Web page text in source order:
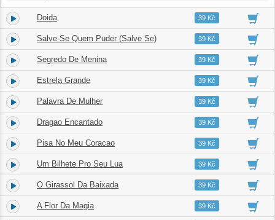
1. Doida 03:1939 Kč
2. Salve-Se Quem Puder (Salve Se) 04:1539 Kč
3. Segredo De Menina 03:2839 Kč
4. Estrela Grande 03:1239 Kč
5. Palavra De Mulher 02:5039 Kč
6. Dragao Encantado 03:3039 Kč
7. Pisa No Meu Coracao 03:5239 Kč
8. Um Bilhete Pro Seu Lua 03:4439 Kč
9. O Girassol Da Baixada 04:2339 Kč
10. A Flor Da Magia 03:3639 Kč